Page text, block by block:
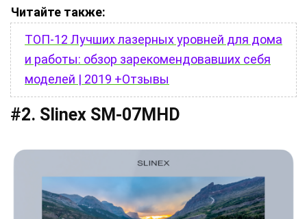
Читайте также:
ТОП-12 Лучших лазерных уровней для дома
и работы: обзор зарекомендовавших себя
моделей | 2019 +Отзывы
#2. Slinex SM-07MHD